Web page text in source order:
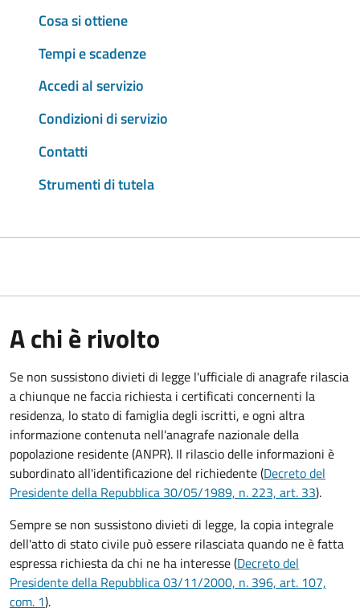
Cosa si ottiene
Tempi e scadenze
Accedi al servizio
Condizioni di servizio
Contatti
Strumenti di tutela
A chi è rivolto
Se non sussistono divieti di legge l'ufficiale di anagrafe rilascia
a chiunque ne faccia richiesta i certificati concernenti la
residenza, lo stato di famiglia degli iscritti, e ogni altra
informazione contenuta nell'anagrafe nazionale della
popolazione residente (ANPR). Il rilascio delle informazioni è
subordinato all'identificazione del richiedente (Decreto del
Presidente della Repubblica 30/05/1989, n. 223, art. 33).
Sempre se non sussistono divieti di legge, la copia integrale
dell'atto di stato civile può essere rilasciata quando ne è fatta
espressa richiesta da chi ne ha interesse (Decreto del
Presidente della Repubblica 03/11/2000, n. 396, art. 107,
com. 1).